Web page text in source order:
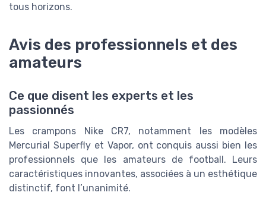
tous horizons.
Avis des professionnels et des
amateurs
Ce que disent les experts et les
passionnés
Les crampons Nike CR7, notamment les modèles
Mercurial Superfly et Vapor, ont conquis aussi bien les
professionnels que les amateurs de football. Leurs
caractéristiques innovantes, associées à un esthétique
distinctif, font l’unanimité.